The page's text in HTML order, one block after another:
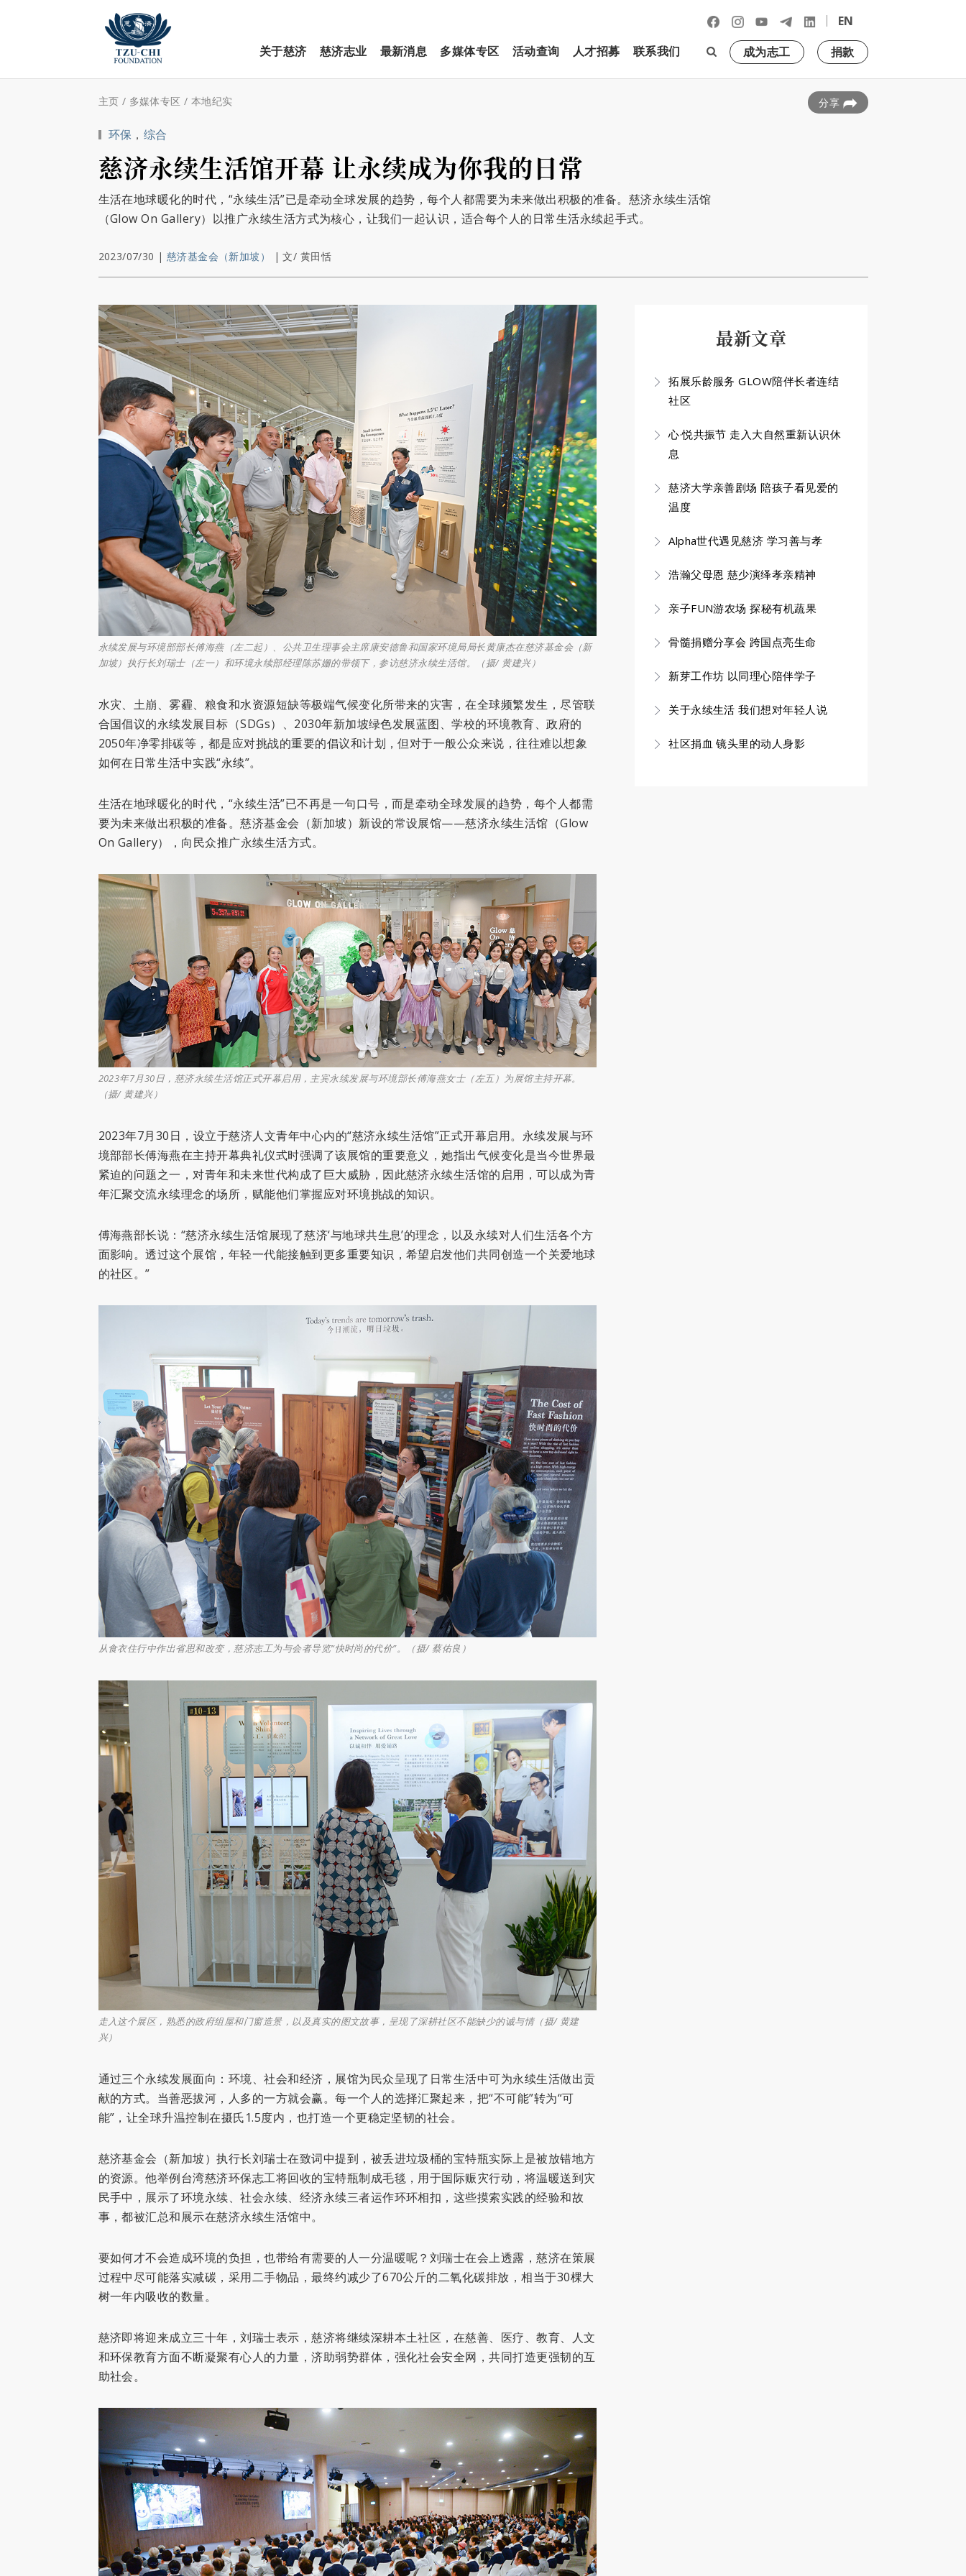
|
EN
关于慈济
慈济志业 最新消息 多媒体专区 活动查询 人才招募 联系我们 成为志工 捐款
主页 / 多媒体专区 / 本地纪实 分享
环保 ， 综合
慈济永续生活馆开幕 让永续成为你我的日常
生活在地球暖化的时代，“永续生活”已是牵动全球发展的趋势，每个人都需要为未来做出积极的准备。慈济永续生活馆
（Glow On Gallery）以推广永续生活方式为核心，让我们一起认识，适合每个人的日常生活永续起手式。
2023/07/30 | 慈济基金会（新加坡） |文/ 黄田恬
永续发展与环境部部长傅海燕（左二起）、公共卫生理事会主席康安德鲁和国家环境局局长黄康杰在慈济基金会（新
加坡）执行长刘瑞士（左一）和环境永续部经理陈苏姗的带领下，参访慈济永续生活馆。（摄/ 黄建兴）
水灾、土崩、雾霾、粮食和水资源短缺等极端气候变化所带来的灾害，在全球频繁发生，尽管联
合国倡议的永续发展目标（SDGs）、2030年新加坡绿色发展蓝图、学校的环境教育、政府的
2050年净零排碳等，都是应对挑战的重要的倡议和计划，但对于一般公众来说，往往难以想象
如何在日常生活中实践“永续”。
生活在地球暖化的时代，“永续生活”已不再是一句口号，而是牵动全球发展的趋势，每个人都需
要为未来做出积极的准备。慈济基金会（新加坡）新设的常设展馆——慈济永续生活馆（Glow
On Gallery），向民众推广永续生活方式。
2023年7月30日，慈济永续生活馆正式开幕启用，主宾永续发展与环境部长傅海燕女士（左五）为展馆主持开幕。
（摄/ 黄建兴）
2023年7月30日，设立于慈济人文青年中心内的“慈济永续生活馆”正式开幕启用。永续发展与环
境部部长傅海燕在主持开幕典礼仪式时强调了该展馆的重要意义，她指出气候变化是当今世界最
紧迫的问题之一，对青年和未来世代构成了巨大威胁，因此慈济永续生活馆的启用，可以成为青
年汇聚交流永续理念的场所，赋能他们掌握应对环境挑战的知识。
傅海燕部长说：“慈济永续生活馆展现了慈济‘与地球共生息’的理念，以及永续对人们生活各个方
面影响。透过这个展馆，年轻一代能接触到更多重要知识，希望启发他们共同创造一个关爱地球
的社区。”
从食衣住行中作出省思和改变，慈济志工为与会者导览“快时尚的代价”。（摄/ 蔡佑良）
走入这个展区，熟悉的政府组屋和门窗造景，以及真实的图文故事，呈现了深耕社区不能缺少的诚与情（摄/ 黄建
兴）
通过三个永续发展面向：环境、社会和经济，展馆为民众呈现了日常生活中可为永续生活做出贡
献的方式。当善恶拔河，人多的一方就会赢。每一个人的选择汇聚起来，把“不可能”转为“可
能”，让全球升温控制在摄氏1.5度内，也打造一个更稳定坚韧的社会。
慈济基金会（新加坡）执行长刘瑞士在致词中提到，被丢进垃圾桶的宝特瓶实际上是被放错地方
的资源。他举例台湾慈济环保志工将回收的宝特瓶制成毛毯，用于国际赈灾行动，将温暖送到灾
民手中，展示了环境永续、社会永续、经济永续三者运作环环相扣，这些摸索实践的经验和故
事，都被汇总和展示在慈济永续生活馆中。
要如何才不会造成环境的负担，也带给有需要的人一分温暖呢？刘瑞士在会上透露，慈济在策展
过程中尽可能落实减碳，采用二手物品，最终约减少了670公斤的二氧化碳排放，相当于30棵大
树一年内吸收的数量。
慈济即将迎来成立三十年，刘瑞士表示，慈济将继续深耕本土社区，在慈善、医疗、教育、人文
和环保教育方面不断凝聚有心人的力量，济助弱势群体，强化社会安全网，共同打造更强韧的互
助社会。
最新文章
拓展乐龄服务 GLOW陪伴长者连结
社区
心·悦共振节 走入大自然重新认识休
息
慈济大学亲善剧场 陪孩子看见爱的
温度
Alpha世代遇见慈济 学习善与孝
浩瀚父母恩 慈少演绎孝亲精神
亲子FUN游农场 探秘有机蔬果
骨髓捐赠分享会 跨国点亮生命
新芽工作坊 以同理心陪伴学子
关于永续生活 我们想对年轻人说
社区捐血 镜头里的动人身影